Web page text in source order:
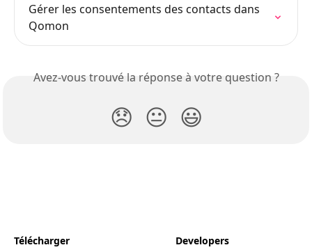
Gérer les consentements des contacts dans
Qomon
Avez-vous trouvé la réponse à votre question ?
😞 😐 😃
Télécharger Developers